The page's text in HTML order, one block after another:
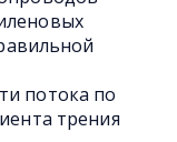
потока по
трения